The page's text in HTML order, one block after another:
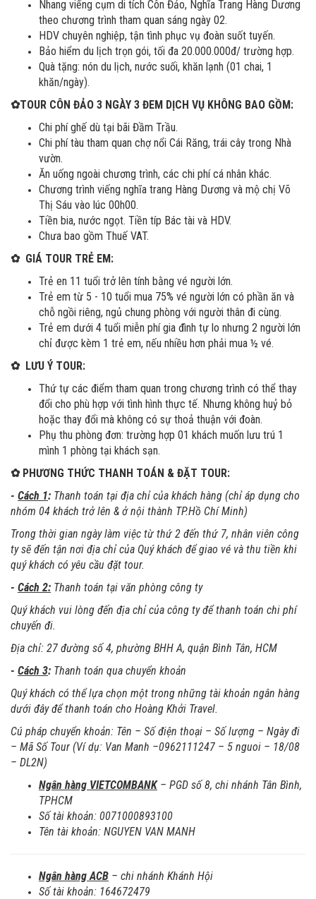
Nhang viếng cụm di tích Côn Đảo, Nghĩa Trang Hàng Dương
theo chương trình tham quan sáng ngày 02.
HDV chuyên nghiệp, tận tình phục vụ đoàn suốt tuyến.
Bảo hiểm du lịch trọn gói, tối đa 20.000.000đ/ trường hợp.
Quà tặng: nón du lịch, nước suối, khăn lạnh (01 chai, 1
khăn/ngày).
✿TOUR CÔN ĐẢO 3 NGÀY 3 ĐEM DỊCH VỤ KHÔNG BAO GỒM:
Chi phí ghế dù tại bãi Đầm Trầu.
Chi phí tàu tham quan chợ nổi Cái Răng, trái cây trong Nhà
vườn.
Ăn uống ngoài chương trình, các chi phí cá nhân khác.
Chương trình viếng nghĩa trang Hàng Dương và mộ chị Võ
Thị Sáu vào lúc 00h00.
Tiền bia, nước ngọt. Tiền típ Bác tài và HDV.
Chưa bao gồm Thuế VAT.
✿ GIÁ TOUR TRẺ EM:
Trẻ en 11 tuổi trở lên tính bằng vé người lớn.
Trẻ em từ 5 - 10 tuổi mua 75% vé người lớn có phần ăn và
chỗ ngồi riêng, ngủ chung phòng với người thân đi cùng.
Trẻ em dưới 4 tuổi miễn phí gia đình tự lo nhưng 2 người lớn
chỉ được kèm 1 trẻ em, nếu nhiều hơn phải mua ½ vé.
✿ LƯU Ý TOUR:
Thứ tự các điểm tham quan trong chương trình có thể thay
đổi cho phù hợp với tình hình thực tế. Nhưng không huỷ bỏ
hoặc thay đổi mà không có sự thoả thuận với đoàn.
Phụ thu phòng đơn: trường hợp 01 khách muốn lưu trú 1
mình 1 phòng tại khách sạn.
✿ PHƯƠNG THỨC THANH TOÁN & ĐẶT TOUR:
- Cách 1: Thanh toán tại địa chỉ của khách hàng (chỉ áp dụng cho
nhóm 04 khách trở lên & ở nội thành TP.Hồ Chí Minh)
Trong thời gian ngày làm việc từ thứ 2 đến thứ 7, nhân viên công
ty sẽ đến tận nơi địa chỉ của Quý khách để giao vé và thu tiền khi
quý khách có yêu cầu đặt tour.
- Cách 2: Thanh toán tại văn phòng công ty
Quý khách vui lòng đến địa chỉ của công ty để thanh toán chi phí
chuyến đi.
Địa chỉ: 27 đường số 4, phường BHH A, quận Bình Tân, HCM
- Cách 3: Thanh toán qua chuyển khoản
Quý khách có thể lựa chọn một trong những tài khoản ngân hàng
dưới đây để thanh toán cho Hoàng Khởi Travel.
Cú pháp chuyển khoản: Tên – Số điện thoại – Số lượng – Ngày đi
– Mã Số Tour (Ví dụ: Van Manh –0962111247 – 5 nguoi – 18/08
– DL2N)
Ngân hàng VIETCOMBANK– PGD số 8, chi nhánh Tân Bình,
TPHCM
Số tài khoản: 0071000893100
Tên tài khoản: NGUYEN VAN MANH
Ngân hàng ACB – chi nhánh Khánh Hội
Số tài khoản: 164672479